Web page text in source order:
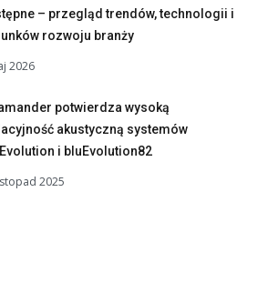
– przegląd trendów, technologii i
rozwoju branży
2026
potwierdza wysoką
akustyczną systemów
i bluEvolution82
2025